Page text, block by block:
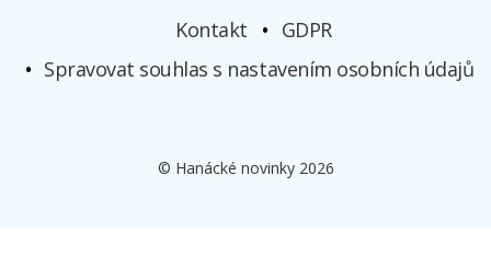
Kontakt
GDPR
Spravovat souhlas s nastavením osobních údajů
© Hanácké novinky 2026